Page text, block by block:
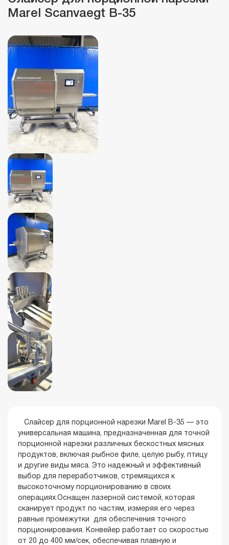
Marel Scanvaegt B-35
Слайсер для порционной нарезки Marel B-35 — это
универсальная машина, предназначенная для точной
порционной нарезки различных бескостных мясных
продуктов, включая рыбное филе, целую рыбу, птицу
и другие виды мяса. Это надежный и эффективный
выбор для переработчиков, стремящихся к
высокоточному порционированию в своих
операциях.Оснащен лазерной системой, которая
сканирует продукт по частям, измеряя его через
равные промежутки для обеспечения точного
порционирования. Конвейер работает со скоростью
от 20 до 400 мм/сек, обеспечивая плавную и